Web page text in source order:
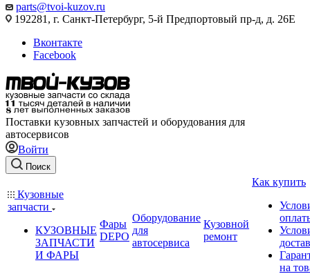
parts@tvoi-kuzov.ru
192281, г. Санкт-Петербург, 5-й Предпортовый пр-д, д. 26Е
Вконтакте
Facebook
Поставки кузовных запчастей и оборудования для
автосервисов
Войти
Поиск
Кузовные
запчасти
КУЗОВНЫЕ
ЗАПЧАСТИ
И ФАРЫ
Фары
DEPO
Оборудование
для
автосервиса
Кузовной
ремонт
Как купить
на